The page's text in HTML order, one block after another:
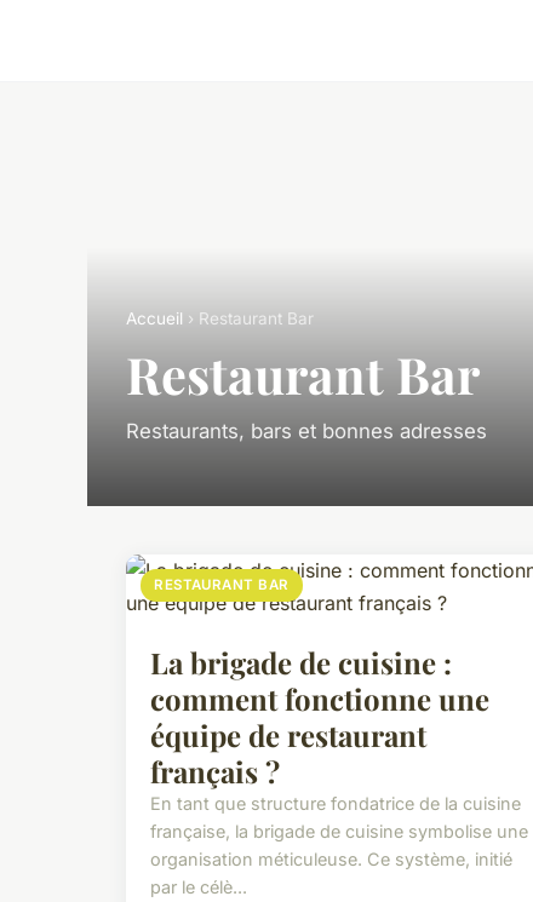
Accueil › Restaurant Bar
Restaurant Bar
Restaurants, bars et bonnes adresses
RESTAURANT BAR
La brigade de cuisine :
comment fonctionne une
équipe de restaurant
français ?
En tant que structure fondatrice de la cuisine
française, la brigade de cuisine symbolise une
organisation méticuleuse. Ce système, initié
par le célè...